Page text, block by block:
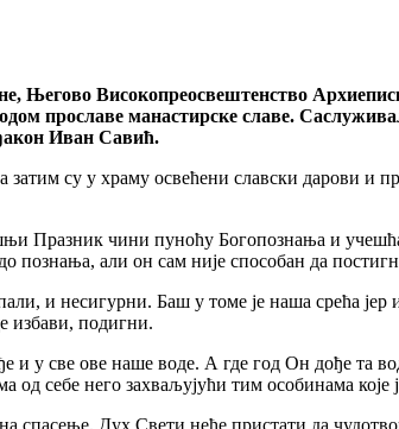
Његово Високопреосвештенство
прославе манастирске славе.
Иван Савић.
су у храму освећени славски дарови и
Празник чини пуноћу Богопознања и
познања, али он сам није способан да
и несигурни. Баш у томе је наша срећа
избави, подигни.
и у све ове наше воде. А где год Он дође та
себе него захваљујући тим особинама које